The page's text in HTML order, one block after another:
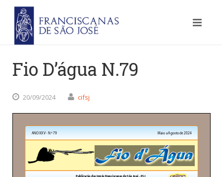
Fio D’água N.79
20/09/2024 cifsj